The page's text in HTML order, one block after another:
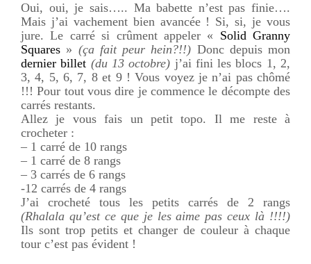
Oui, oui, je sais….. Mababette n’est pas finie….
Mais j’ai vachement bien avancée ! Si, si, je vous
jure. Le carré si crûmentappeler « Solid Granny
Squares » (ça fait peur hein?!!) Donc depuis mon
dernier billet (du 13 octobre) j’ai fini les blocs 1, 2,
3, 4, 5, 6, 7, 8 et 9 ! Vous voyez je n’ai pas chômé
!!! Pour tout vous dire je commence le décompte des
carrés restants.
Allez je vous fais un petit topo. Il me reste à
crocheter :
– 1 carré de 10 rangs
– 1 carré de 8 rangs
– 3 carrés de 6 rangs
-12 carrés de 4 rangs
J’ai crocheté tous les petits carrés de 2 rangs
(Rhalala qu’est ce que je les aime pas ceux là !!!!)
Ils sont trop petits et changer de couleur à chaque
tour c’est pas évident !